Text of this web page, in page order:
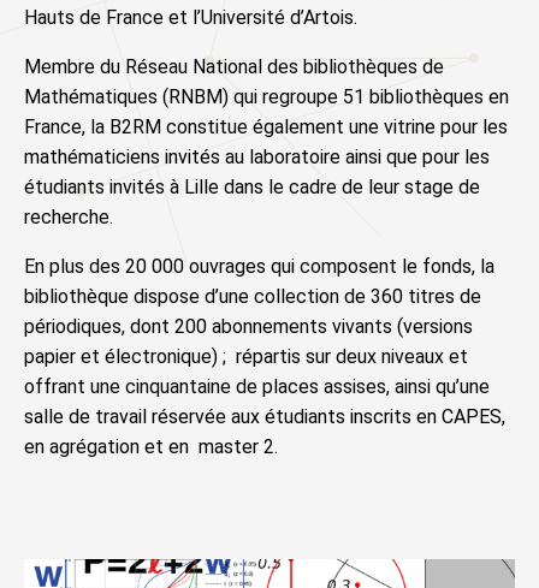
Hauts de France et l’Université d’Artois.
Membre du Réseau National des bibliothèques de
Mathématiques (RNBM) qui regroupe 51 bibliothèques en
France, la B2RM constitue également une vitrine pour les
mathématiciens invités au laboratoire ainsi que pour les
étudiants invités à Lille dans le cadre de leur stage de
recherche.
En plus des 20 000 ouvrages qui composent le fonds, la
bibliothèque dispose d’une collection de 360 titres de
périodiques, dont 200 abonnements vivants (versions
papier et électronique) ; répartis sur deux niveaux et
offrant une cinquantaine de places assises, ainsi qu’une
salle de travail réservée aux étudiants inscrits en CAPES,
en agrégation et en master 2.